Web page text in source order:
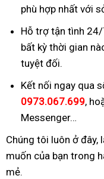
phù hợp nhất với
Hỗ trợ tận tình
bất kỳ thời gian
tuyệt đối.
Kết nối ngay qua
0973.067.699,
Messenger…
Chúng tôi luôn ở đây,
muốn của bạn trong
mẻ.